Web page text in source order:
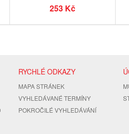
253 Kč
RYCHLÉ ODKAZY
MAPA STRÁNEK
VYHLEDÁVANÉ TERMÍNY
POKROČILÉ VYHLEDÁVÁNÍ